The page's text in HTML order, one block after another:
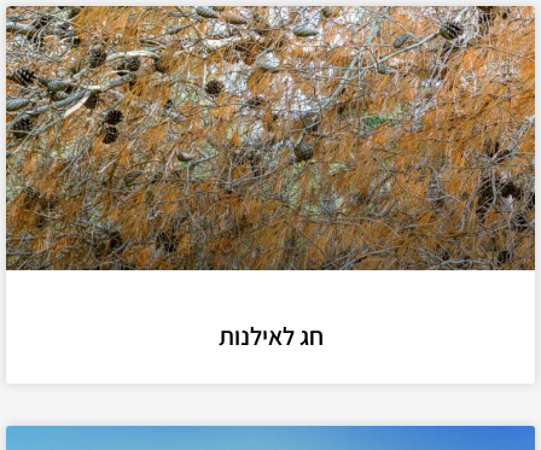
חג לאילנות